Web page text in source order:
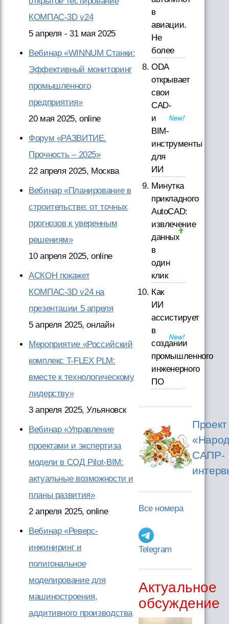
КОМПАС-3D v24
5 апреля - 31 мая 2025
Вебинар «WINNUM Станки:
Эффективный мониторинг
промышленного
предприятия»
20 мая 2025, online
Форум «РАЗВИТИЕ.
Прочность – 2025»
22 апреля 2025, Москва
Вебинар «Планирование в
строительстве: от точных
прогнозов к уверенным
решениям»
10 апреля 2025, online
АСКОН покажет
КОМПАС-3D v24 на
презентации 5 апреля
5 апреля 2025, онлайн
Мероприятие «Российский
комплекс T-FLEX PLM:
вместе к технологическому
лидерству»
3 апреля 2025, Ульяновск
Вебинар «Управление
проектами и экспертиза
модели в СОД Pilot-BIM:
актуальные возможности и
планы развития»
2 апреля 2025, online
Вебинар «Реверс-
инжиниринг и
полигональное
моделирование для
машиностроения,
аддитивного производства
в
авиации.
Не
более
ODA
открывает
свои
CAD-
и
BIM-
инструменты
для
ИИ
Минутка
прикладного
AutoCAD:
извлечение
данных
в
один
клик
Как
ИИ
ассистирует
в
создании
промышленного
инженерного
ПО
Проект
САПР-
Все номера
Telegram
Актуальное
обсуждение